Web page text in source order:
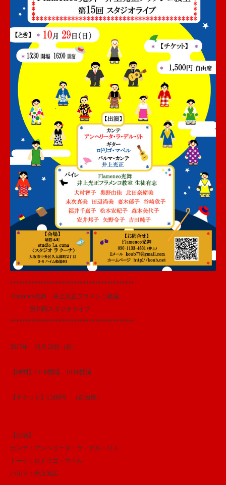
*****************************************
Flamenco光舞 井上光正フラメンコ教室
第15回スタジオライブ
*****************************************
2017年 10月 29日（日）
【時間】15:30開場 16:00開演
【チケット】1,500円 （自由席）
【出演】
カンテ：アンヘリータ・ラ・デル・リト
トーケ：ロドリゴ・マベル
パルマ：井上光正